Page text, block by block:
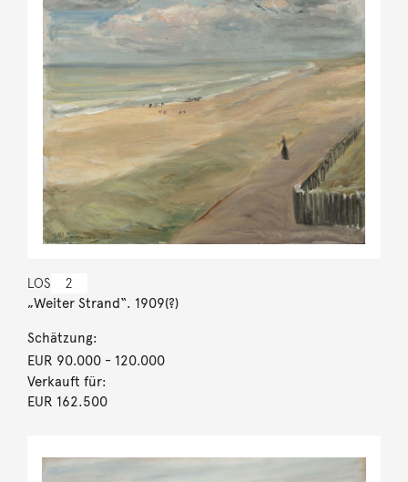
LOS 2
„Weiter Strand“. 1909(?)
Schätzung:
EUR 90.000- 120.000
Verkauft für:
EUR 162.500